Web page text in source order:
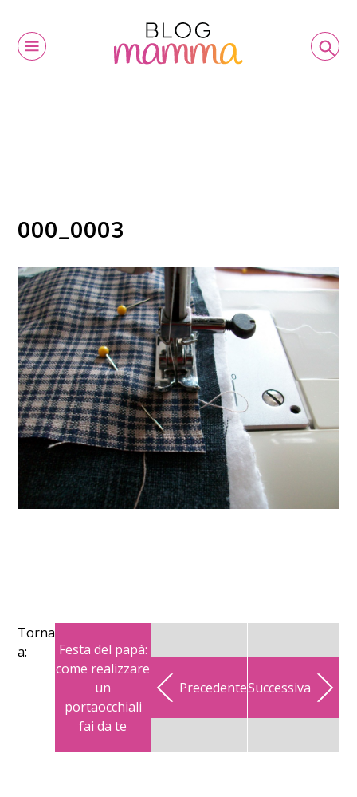
000_0003
Torna
a:
Festa del papà:
come realizzare
un
portaocchiali
fai da te
PrecedenteSuccessiva